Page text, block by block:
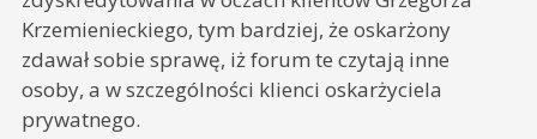
Krzemienieckiego, tym bardziej, że oskarżony
zdawał sobie sprawę, iż forum te czytają inne
osoby, a w szczególności klienci oskarżyciela
prywatnego.